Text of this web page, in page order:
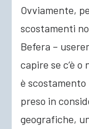
Ovviamente,
scostamenti
Befera –
capire se c’è
è
preso in
geografiche,